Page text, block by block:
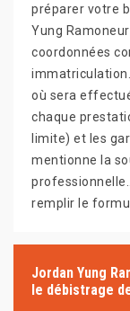
préparer votre
Yung
coordonnées
où sera
chaque
limite) et les
mentionne la
remplir le
Jordan Yung
le débistrage